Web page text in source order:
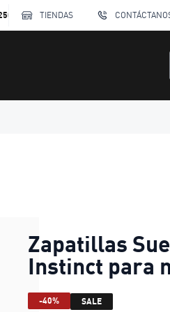
TIENDAS
Zapatillas
Instinct para
-40% SALE